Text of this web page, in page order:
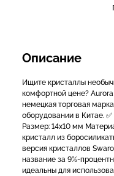
Описание
Ищите кристаллы
комфортной цене?
немецкая торговая
оборудовании в Китае.
Размер: 14x10 мм
кристалл из
версия кристаллов
название за 9%-
идеальны для